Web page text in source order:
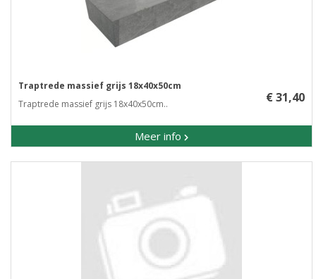
Traptrede massief grijs 18x40x50cm
Traptrede massief grijs 18x40x50cm..
Meer info
€ 31,40